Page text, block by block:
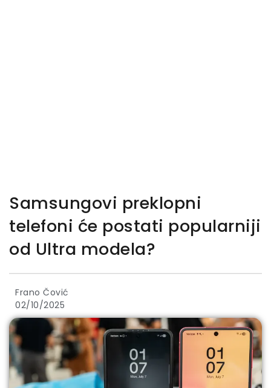
Samsungovi preklopni
telefoni će postati popularniji
od Ultra modela?
Frano Čović
02/10/2025